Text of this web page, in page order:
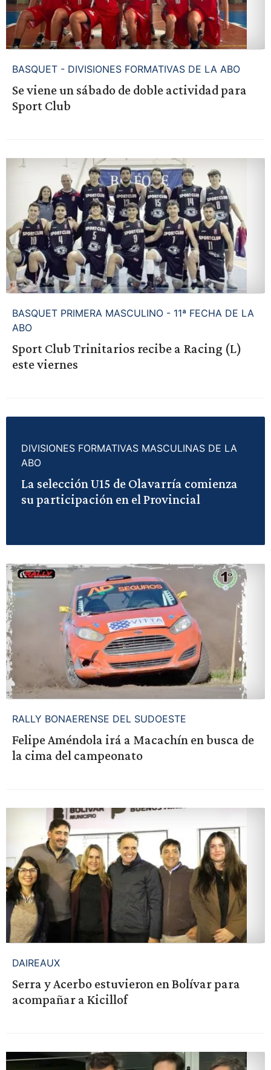
BASQUET - DIVISIONES FORMATIVAS DE LA ABO
Se viene un sábado de doble actividad para
Sport Club
BASQUET PRIMERA MASCULINO - 11ª FECHA DE LA
ABO
Sport Club Trinitarios recibe a Racing (L)
este viernes
DIVISIONES FORMATIVAS MASCULINAS DE LA
ABO
La selección U15 de Olavarría comienza
su participación en el Provincial
RALLY BONAERENSE DEL SUDOESTE
Felipe Améndola irá a Macachín en busca de
la cima del campeonato
DAIREAUX
Serra y Acerbo estuvieron en Bolívar para
acompañar a Kicillof